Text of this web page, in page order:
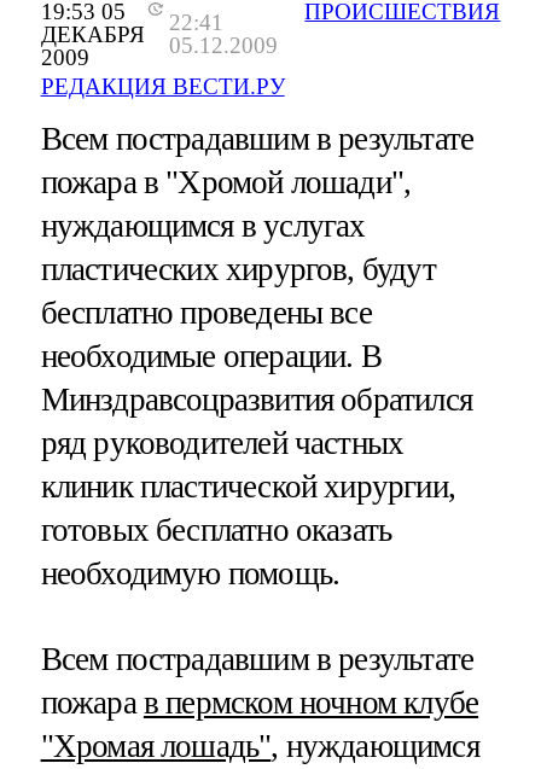
19:53 05
ДЕКАБРЯ
2009
22:41
05.12.2009
РЕДАКЦИЯ ВЕСТИ.РУ
ПРОИСШЕСТВИЯ
Всем пострадавшим в результате
пожара в "Хромой лошади",
нуждающимся в услугах
пластических хирургов, будут
бесплатно проведены все
необходимые операции. В
Минздравсоцразвития обратился
ряд руководителей частных
клиник пластической хирургии,
готовых бесплатно оказать
необходимую помощь.
Всем пострадавшим в результате
пожара в пермском ночном клубе
"Хромая лошадь", нуждающимся